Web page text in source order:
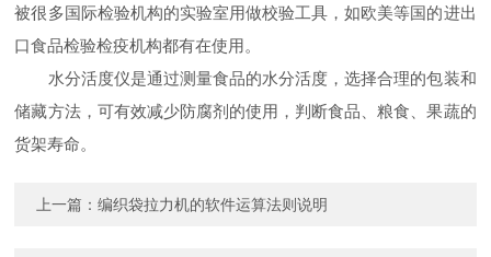
被很多国际检验机构的实验室用做校验工具，如欧美等国的进出
口食品检验检疫机构都有在使用。
水分活度仪是通过测量食品的水分活度，选择合理的包装和
储藏方法，可有效减少防腐剂的使用，判断食品、粮食、果蔬的
货架寿命。
上一篇：编织袋拉力机的软件运算法则说明